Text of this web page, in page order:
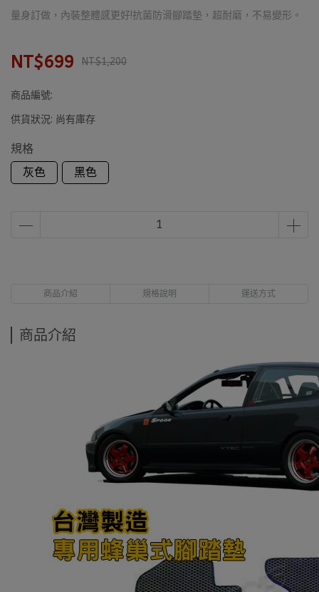
量身訂做，內裝整體感更好!抗菌防滑腳踏墊，超耐磨，不易變形。
NT$699 NT$1,200
商品編號:
供貨狀況: 尚有庫存
規格
灰色
黑色
商品介紹 規格說明 運送方式
商品介紹